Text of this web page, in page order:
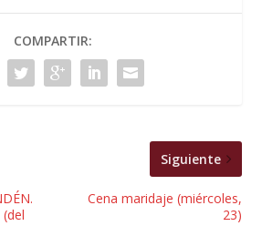
COMPARTIR:
Siguiente
Cena maridaje (miércoles,
23)